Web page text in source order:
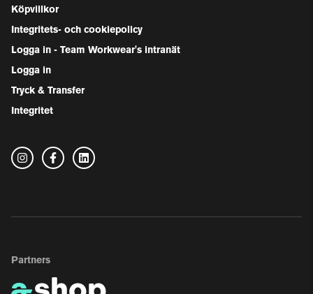
Köpvillkor
Integritets- och cookiepolicy
Logga in - Team Workwear's intranät
Logga in
Tryck & Transfer
Integritet
Partners